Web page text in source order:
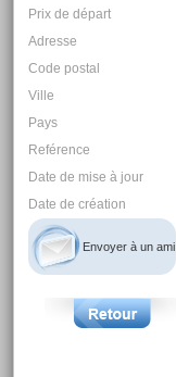
Prix de départ
Adresse
Code postal
Ville
Pays
Reférence
Date de mise à jour
Date de création
Envoyer à un ami